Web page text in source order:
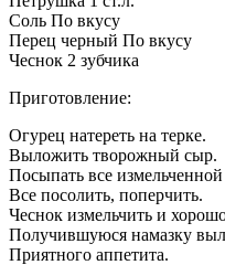
Соль По вкусу
Перец черный По вкусу
Чеснок 2 зубчика
Приготовление:
Огурец натереть на терке.
Выложить творожный сыр.
Посыпать все
Все посолить, поперчить.
Чеснок измельчить и
Получившуюся намазку
Приятного аппетита.